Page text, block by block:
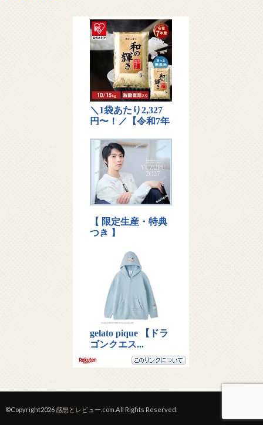
©Copyright2026感想とレビュー.com .All Rights Reserved.